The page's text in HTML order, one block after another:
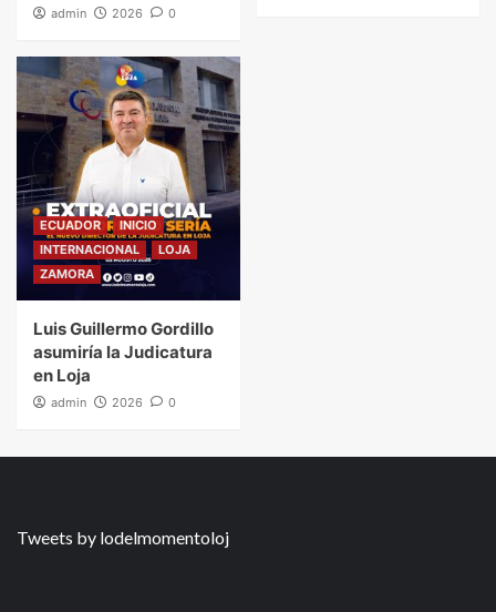
admin 2026 0
ECUADOR
INICIO
INTERNACIONAL
LOJA
ZAMORA
Luis Guillermo Gordillo
asumiría la Judicatura
en Loja
admin 2026 0
Tweets by lodelmomentoloj